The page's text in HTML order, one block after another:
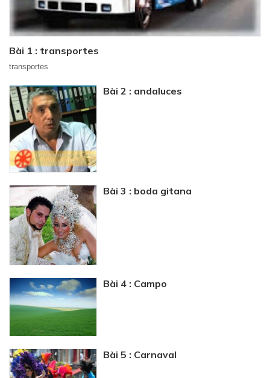
Bài 1 : transportes
transportes
Bài 2 : andaluces
Bài 3 : boda gitana
Bài 4 : Campo
Bài 5 : Carnaval